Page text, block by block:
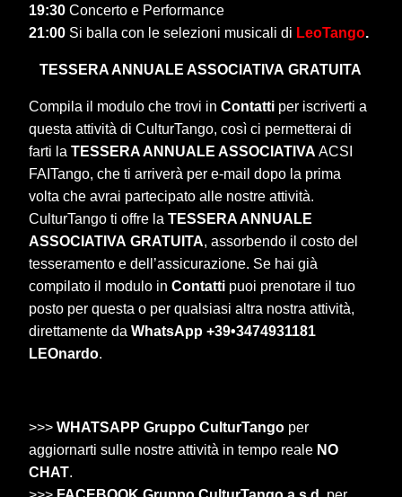
19:30Concerto e Performance
21:00 Si balla con le selezioni musicali di LeoTango.
TESSERA ANNUALE ASSOCIATIVA GRATUITA
Compila il modulo che trovi inContatti per iscriverti a
questa attività di CulturTango, così ci permetterai di
farti laTESSERA ANNUALE ASSOCIATIVA ACSI
FAITango, che ti arriverà per e-mail dopo la prima
volta che avrai partecipato alle nostre attività.
CulturTango ti offre laTESSERA ANNUALE
ASSOCIATIVA GRATUITA, assorbendo il costo del
tesseramento e dell’assicurazione. Se hai già
compilato il modulo inContatti puoi prenotare il tuo
posto per questa o per qualsiasi altra nostra attività,
direttamente da WhatsApp +39•3474931181
LEOnardo.
>>>WHATSAPP Gruppo CulturTango per
aggiornarti sulle nostre attività in tempo reale NO
CHAT.